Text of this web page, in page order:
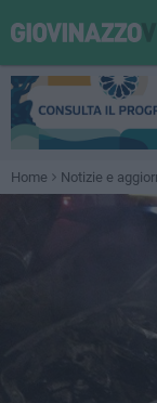
Home Notizie e